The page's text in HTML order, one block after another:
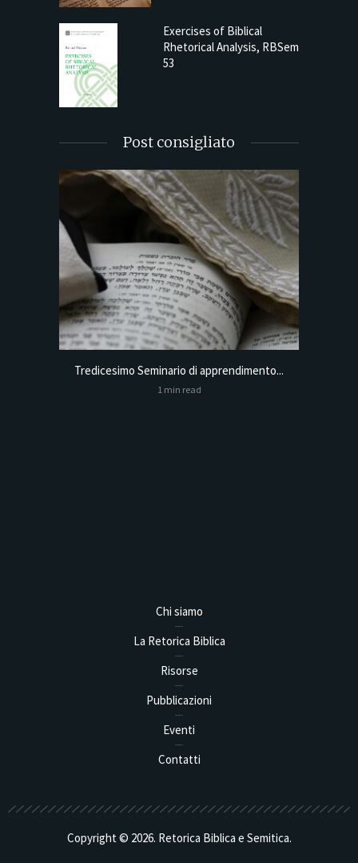
Exercises of Biblical
Rhetorical Analysis, RBSem
53
Post consigliato
Tredicesimo Seminario di apprendimento...
1 min read
Chi siamo
La Retorica Biblica
Risorse
Pubblicazioni
Eventi
Contatti
Copyright © 2026. Retorica Biblica e Semitica.